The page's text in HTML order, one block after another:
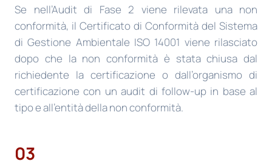
Se nell’Audit di Fase 2 viene rilevata una non
conformità, il Certificato di Conformità del Sistema
di Gestione Ambientale ISO 14001 viene rilasciato
dopo che la non conformità è stata chiusa dal
richiedente la certificazione o dall’organismo di
certificazione con un audit di follow-up in base al
tipo e all’entità della non conformità.
03